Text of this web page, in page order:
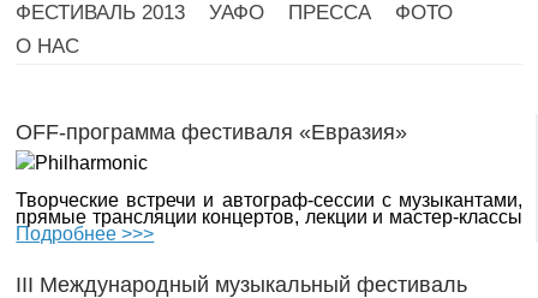
ФЕСТИВАЛЬ 2013
УАФО ПРЕССА
ФОТО
О НАС
OFF-программа фестиваля «Евразия»
Творческие встречи и автограф-сессии с музыкантами,
прямые трансляции концертов, лекции и мастер-классы
Подробнее >>>
III Международный музыкальный фестиваль